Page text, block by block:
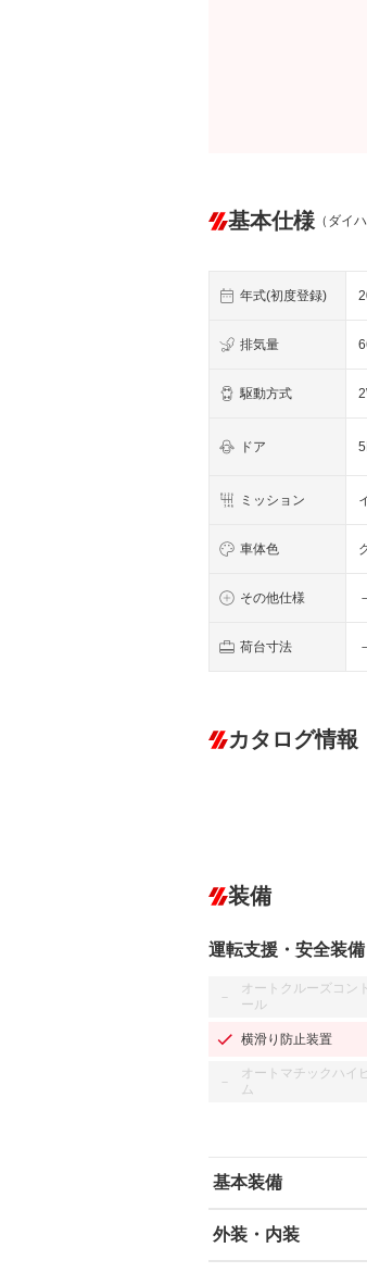
基本仕様 （ダイ
年式(初度登録)
排気量
駆動方式
ドア
ミッション
車体色
その他仕様 －
荷台寸法 －
カタログ情報
装備
運転支援・安全装備
－
オートクルーズコン
ール
横滑り防止装置
－
オートマチックハイ
ム
基本装備
エアバッグ：運転席/
外装・内装